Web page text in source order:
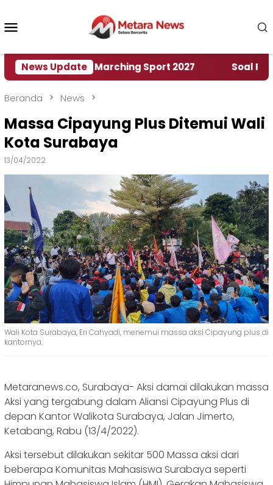
konten
News Update
World Marching Sport 2027 ‎Soal Rencana
Beranda News
Massa Cipayung Plus Ditemui Wali
Kota Surabaya
13/04/2022
Wali Kota Surabaya, Eri Cahyadi, menemui massa aksi Cipayung plus di
kantornya.
Metaranews.co, Surabaya- Aksi damai dilakukan massa
Aksi yang tergabung dalam Aliansi Cipayung Plus di
depan Kantor Walikota Surabaya, Jalan Jimerto,
Ketabang, Rabu (13/4/2022).
Aksi tersebut dilakukan sekitar 500 Massa aksi dari
beberapa Komunitas Mahasiswa Surabaya seperti